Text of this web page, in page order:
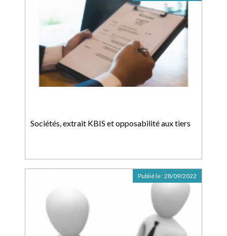
Sociétés, extrait KBIS et opposabilité aux tiers
Publié le :28/09/2022